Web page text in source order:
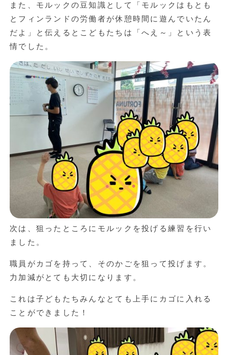
また、モルックの豆知識として「モルックはもとも
とフィンランドの労働者が休憩時間に遊んでいたん
だよ」と伝えるとこどもたちは「へえ～」という表
情でした。
次は、狙ったところにモルックを投げる練習を行い
ました。
職員がカゴを持って、そのかごを狙って投げます。
力加減がとても大切になります。
これは子どもたちみんなとても上手にカゴに入れる
ことができました！